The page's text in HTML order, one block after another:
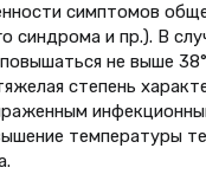
симптомов
синдрома и пр.). В
не выше
степень
температуры